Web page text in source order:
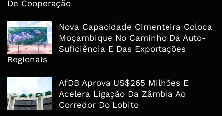
De Cooperação
Nova Capacidade Cimenteira Coloca
Moçambique No Caminho Da Auto-
Suficiência E Das Exportações
Regionais
AfDB Aprova US$265 Milhões E
Acelera Ligação Da Zâmbia Ao
Corredor Do Lobito